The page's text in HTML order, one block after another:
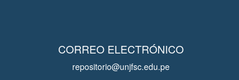
CORREO ELECTRÓNICO
repositorio@unjfsc.edu.pe